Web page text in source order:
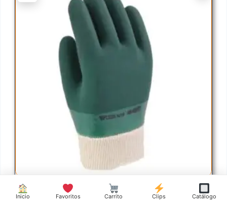
Inicio Favoritos Carrito Clips Catálogo